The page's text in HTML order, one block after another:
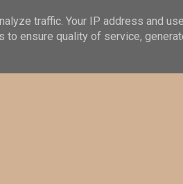
traffic. Your IP address and
to ensure quality of service,